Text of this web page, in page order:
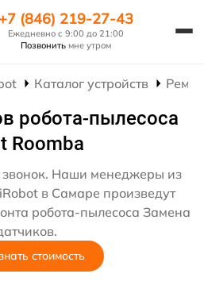
+7 (846) 219-27-43
Ежедневно с 9:00 до 21:00
Позвонить мне утром
Каталог устройств
робота-пылесоса
Roomba
Наши менеджеры из
в Самаре произведут
робота-пылесоса Замена
стоимость